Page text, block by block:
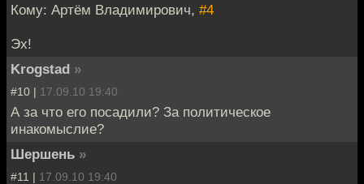
Кому: Артём Владимирович, #4
Эх!
Krogstad »
#10 | 17.09.10 19:40
А за что его посадили? За политическое
инакомыслие?
Шершень »
#11 | 17.09.10 19:40